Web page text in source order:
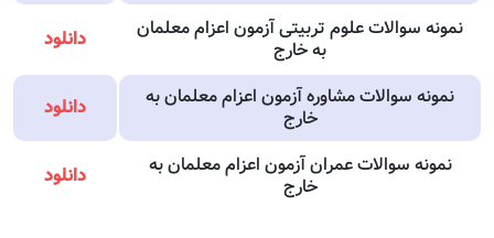
نمونه سوالات علوم تربیتیآزمون اعزام معلمان
به خارج
دانلود
نمونه سوالات مشاورهآزمون اعزام معلمان به
خارج
دانلود
نمونه سوالات عمرانآزمون اعزام معلمان به
خارج
دانلود